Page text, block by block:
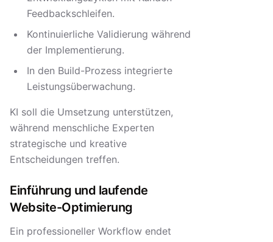
Feedbackschleifen.
Kontinuierliche Validierung während
der Implementierung.
In den Build-Prozess integrierte
Leistungsüberwachung.
KI soll die Umsetzung unterstützen,
während menschliche Experten
strategische und kreative
Entscheidungen treffen.
Einführung und laufende
Website-Optimierung
Ein professioneller Workflow endet